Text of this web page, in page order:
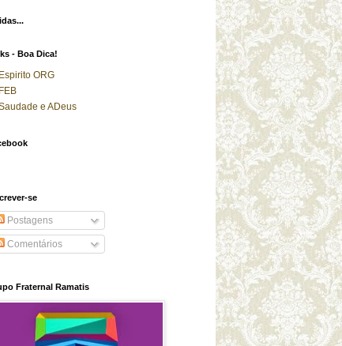
- Boa Dica!
Espirito ORG
FEB
e ADeus
se
Postagens
Comentários
Fraternal Ramatis